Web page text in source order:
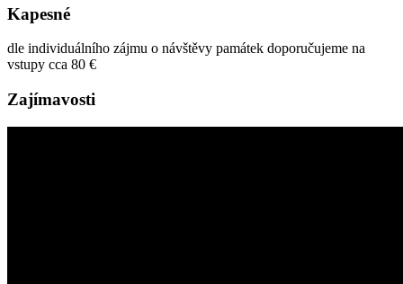
Kapesné
dle individuálního zájmu o návštěvy památek doporučujeme na
vstupy cca 80 €
Zajímavosti